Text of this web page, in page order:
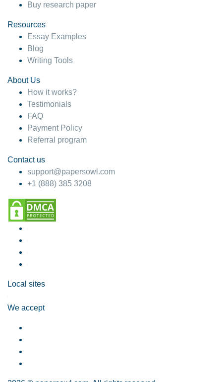
Buy research paper
Resources
Essay Examples
Blog
Writing Tools
About Us
How it works?
Testimonials
FAQ
Payment Policy
Referral program
Contact us
support@papersowl.com
+1 (888) 385 3208
Local sites
We accept